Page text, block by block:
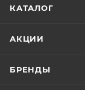
КАТАЛОГ
АКЦИИ
БРЕНДЫ